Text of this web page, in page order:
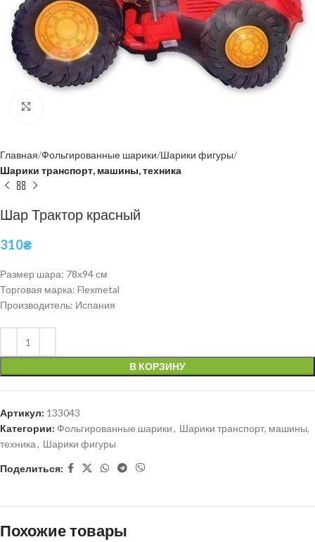
Главная Фольгированные шарики Шарики фигуры
Шарики транспорт, машины, техника
Шар Трактор красный
310₴
Размер шара: 78х94 см
Торговая марка: Flexmetal
Производитель: Испания
В КОРЗИНУ
Артикул: 133043
Категории: Фольгированные шарики, Шарики транспорт, машины,
техника, Шарики фигуры
Поделиться:
Похожие товары